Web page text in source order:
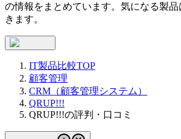
の情報をまとめています。気になる製
きます。
IT製品比較TOP
顧客管理
CRM（顧客管理システム）
QRUP!!!
QRUP!!!の評判・口コミ